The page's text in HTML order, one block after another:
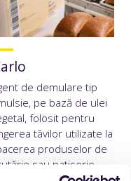
de demulare tip
pe bază de ulei
folosit pentru
tăvilor utilizate la
produselor de
sau patiserie.